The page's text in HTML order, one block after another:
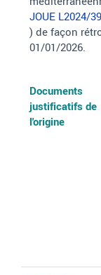
JOUE L2024/
) de façon
01/01/2026.
Documents
justificatifs de
l'origine